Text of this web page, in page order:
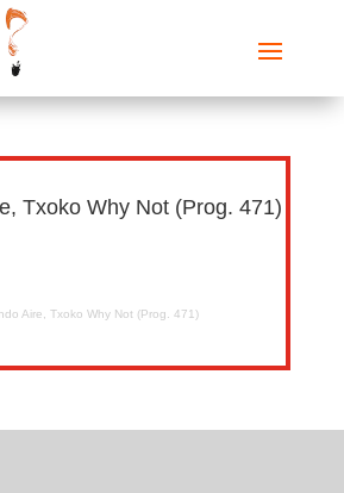
Txoko Why Not (Prog. 471)
Aire, Txoko Why Not (Prog. 471)